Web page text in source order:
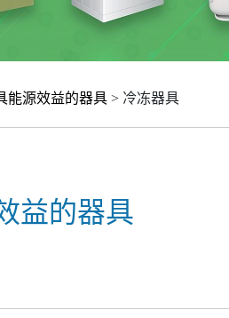
能源效益的器具 > 冷冻器具
益的器具